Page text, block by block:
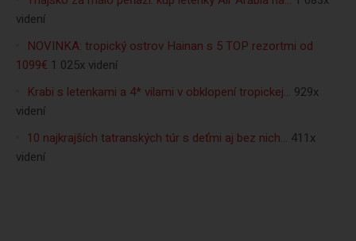
videní
NOVINKA: tropický ostrov Hainan s 5 TOP rezortmi od
1099€ 1 025x videní
Krabi s letenkami a 4* vilami v obklopení tropickej… 929x
videní
10 najkrajších tatranských túr s deťmi aj bez nich… 411x
videní